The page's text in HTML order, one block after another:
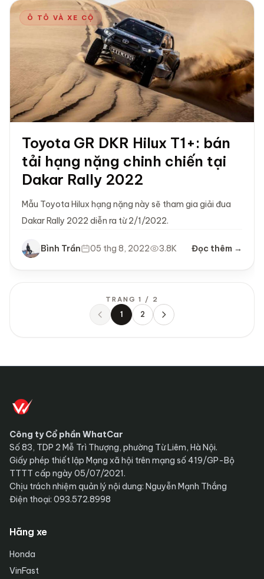
Ô TÔ VÀ XE CỘ
Toyota GR DKR Hilux T1+: bán
tải hạng nặng chinh chiến tại
Dakar Rally 2022
Mẫu Toyota Hilux hạng nặng này sẽ tham gia giải đua
Dakar Rally 2022 diễn ra từ 2/1/2022.
Bình Trần 05 thg 8, 2022 3.8K Đọc thêm →
TRANG 1 / 2
Trước 1 2 Sau
Công ty Cổ phần WhatCar
Số 83, TDP 2 Mễ Trì Thượng, phường Từ Liêm, Hà Nội.
Giấy phép thiết lập Mạng xã hội trên mạng số 419/GP-Bộ
TTTT cấp ngày 05/07/2021.
Chịu trách nhiệm quản lý nội dung: Nguyễn Mạnh Thắng
Điện thoại: 093.572.8998
Hãng xe
Honda
VinFast